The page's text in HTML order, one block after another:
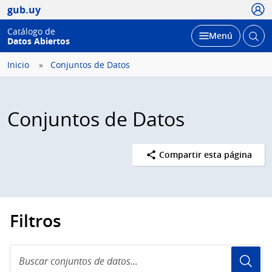
gub.uy
Catálogo de
Datos Abiertos
Desplegar
Menú Abrir
Inicio Conjuntos de Datos
Conjuntos de Datos
Compartir esta página
Filtros
conjuntos